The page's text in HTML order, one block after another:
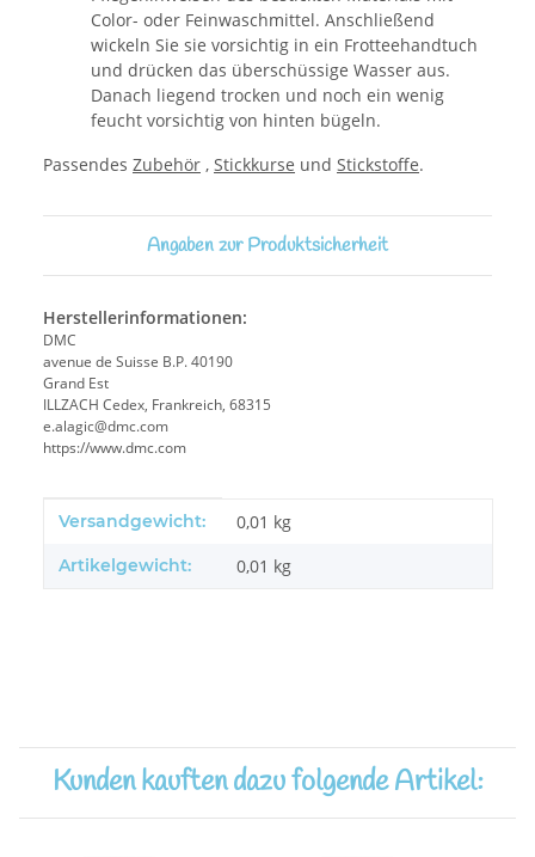
Color- oder Feinwaschmittel. Anschließend
wickeln Sie sie vorsichtig in ein Frotteehandtuch
und drücken das überschüssige Wasser aus.
Danach liegend trocken und noch ein wenig
feucht vorsichtig von hinten bügeln.
Passendes Zubehör , Stickkurse und Stickstoffe.
Angaben zur Produktsicherheit
Herstellerinformationen:
DMC
avenue de Suisse B.P. 40190
Grand Est
ILLZACH Cedex, Frankreich, 68315
e.alagic@dmc.com
https://www.dmc.com
Produkteigenschaft
Wert
Versandgewicht: 0,01 kg
Artikelgewicht: 0,01 kg
Kunden kauften dazu folgende Artikel: